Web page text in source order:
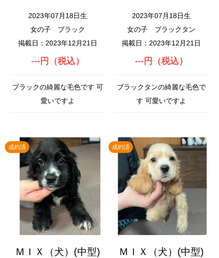
2023年07月18日生
女の子
ブラック
掲載日：2023年12月21日
---円（税込）
ブラックの綺麗な毛色です 可
愛いですよ
2023年07月18日生
女の子
ブラックタン
掲載日：2023年12月21日
---円（税込）
ブラックタンの綺麗な毛色で
す 可愛いですよ
成約済
ＭＩＸ（犬）(中型)
成約済
ＭＩＸ（犬）(中型)